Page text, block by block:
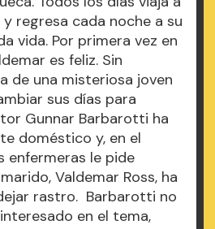
regresa cada noche a su
vida. Por primera vez en
es feliz. Sin
de una misteriosa joven
sus días para
Gunnar Barbarotti ha
doméstico y, en el
enfermeras le pide
Valdemar Ross, ha
rastro. Barbarotti no
en el tema,